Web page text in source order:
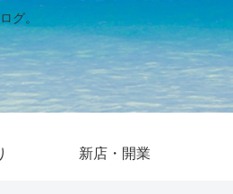
グ。
新店・開業